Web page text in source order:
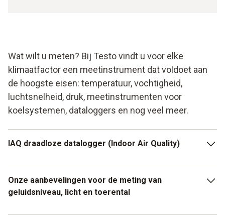
Wat wilt u meten? Bij Testo vindt u voor elke
klimaatfactor een meetinstrument dat voldoet aan
de hoogste eisen: temperatuur, vochtigheid,
luchtsnelheid, druk, meetinstrumenten voor
koelsystemen, dataloggers en nog veel meer.
IAQ draadloze datalogger (Indoor Air Quality)
mensen aanwezig zijn via WiFi. Of het nu om
kantoorgebouwen, musea of kleuterscholen gaat: een Testo
Onze aanbevelingen voor de meting van
geluidsniveau, licht en toerental